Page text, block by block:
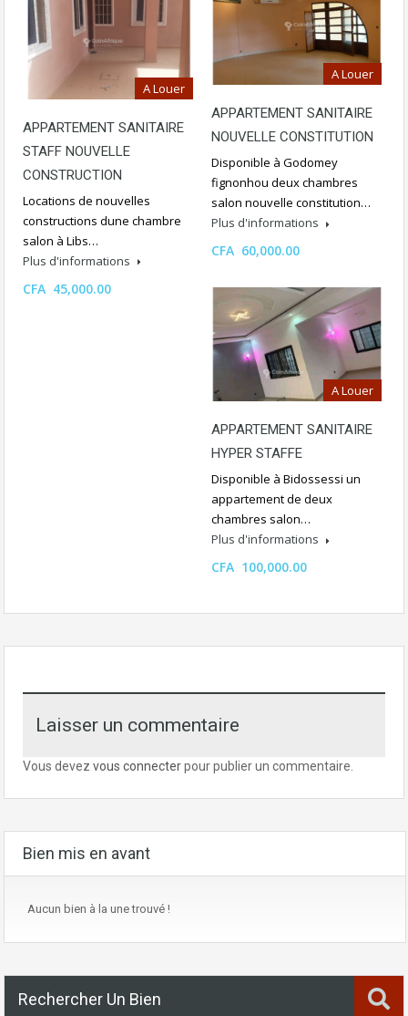
A Louer
APPARTEMENT SANITAIRE
STAFF NOUVELLE
CONSTRUCTION
Locations de nouvelles
constructions dune chambre
salon à Libs…
Plus d'informations
CFA 45,000.00
A Louer
APPARTEMENT SANITAIRE
NOUVELLE CONSTITUTION
Disponible à Godomey
fignonhou deux chambres
salon nouvelle constitution…
Plus d'informations
CFA 60,000.00
A Louer
APPARTEMENT SANITAIRE
HYPER STAFFE
Disponible à Bidossessi un
appartement de deux
chambres salon…
Plus d'informations
CFA 100,000.00
Laisser un commentaire
Vous devez vous connecterpour publier un commentaire.
Bien mis en avant
Aucun bien à la une trouvé !
Rechercher Un Bien